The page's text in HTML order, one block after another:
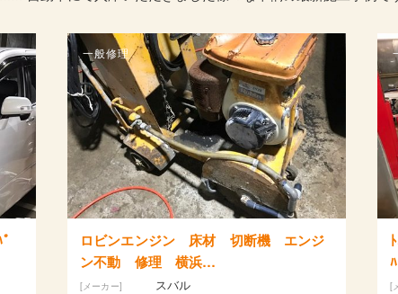
ンジ
一般修理
ﾄﾖﾀ ｱﾘｽﾄ 車検整備 ﾀｲﾔ組替 ﾀﾍﾟｯﾄｶ
ﾊ…
[メーカー]